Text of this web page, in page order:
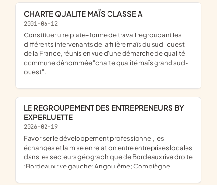
CHARTE QUALITE MAÏS CLASSE A
2001-06-12
constituer une plate-forme de travail regroupant les
différents intervenants de la filière maïs du sud-ouest
de la France, réunis en vue d'une démarche de qualité
commune dénommée "charte qualité maïs grand sud-
ouest".
LE REGROUPEMENT DES ENTREPRENEURS BY
EXPERLUETTE
2026-02-19
favoriser le développement professionnel, les
échanges et la mise en relation entre entreprises locales
dans les secteurs géographique de Bordeaux rive droite
;Bordeaux rive gauche; Angoulême; Compiègne